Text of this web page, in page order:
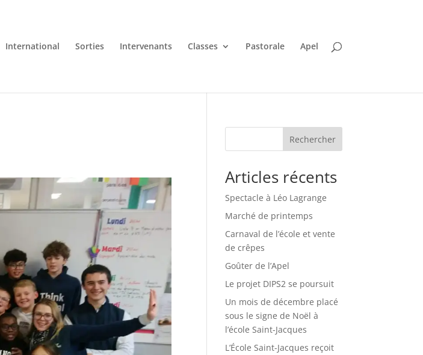
International Sorties Intervenants Classes Pastorale Apel
Rechercher
Articles récents
Spectacle à Léo Lagrange
Marché de printemps
Carnaval de l’école et vente
de crêpes
Goûter de l’Apel
Le projet DIPS2 se poursuit
Un mois de décembre placé
sous le signe de Noël à
l’école Saint-Jacques
L’École Saint-Jacques reçoit